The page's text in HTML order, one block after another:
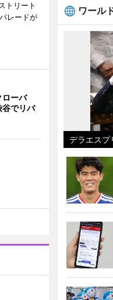
トリート
レードが
ローバ
谷でリバ
ワール
デラエスプ